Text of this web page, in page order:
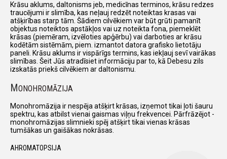
Krāsu aklums, daltonisms jeb, medicīnas terminos, krāsu redzes
traucējumi ir slimība, kas neļauj redzēt noteiktas krasas vai
atšķirības starp tām. Šādiem cilvēkiem var būt grūti pamanīt
objektus noteiktos apstākļos vai uz noteikta fona, piemeklēt
krāsas (piemēram, izvēloties apģērbu) vai darboties ar krāsu
kodētām sistēmām, piem. izmantot datora grafisko lietotāju
paneli. Krāsu aklums ir vispārīgs termins, kas iekļauj sevī vairākas
slimības. Šeit Jūs atradīsiet informāciju par to, kā Debesu zils
izskatās priekš cilvēkiem ar daltonismu.
MONOHROMĀZIJA
Monohromāzija ir nespēja atšķirt krāsas, izņemot tikai ļoti šauru
spektru, kas atbilst vienai gaismas viļņu frekvencei. Pārfrāzējot -
monohromāzijas slimnieki spēj atšķirt tikai vienas krāsas
tumšākas un gaišākas nokrāsas.
AHROMATOPSIJA